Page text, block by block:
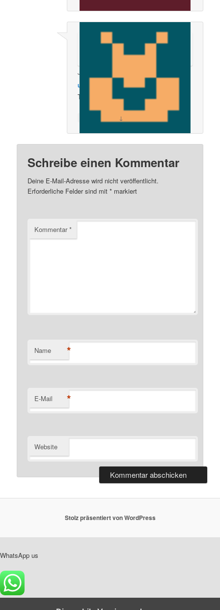
Jochen Wagner
um 8:24 pm
Tolle Messe
↓
Schreibe einen Kommentar
Deine E-Mail-Adresse wird nicht veröffentlicht.
Erforderliche Felder sind mit* markiert
Kommentar*
Name *
E-Mail *
Website
Stolz präsentiert von WordPress
WhatsApp us